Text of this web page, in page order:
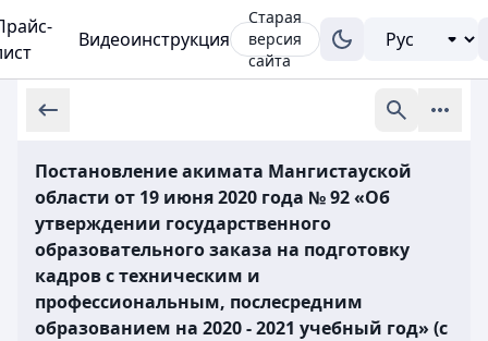
Видеоинструкция
Старая
версия
сайта
Постановление акимата Мангистауской
области от 19 июня 2020 года № 92 «Об
утверждении государственного
образовательного заказа на подготовку
кадров с техническим и
профессиональным, послесредним
образованием на 2020 - 2021 учебный год» (с